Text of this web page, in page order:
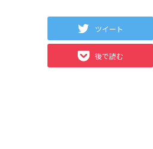
ツイート
後で読む